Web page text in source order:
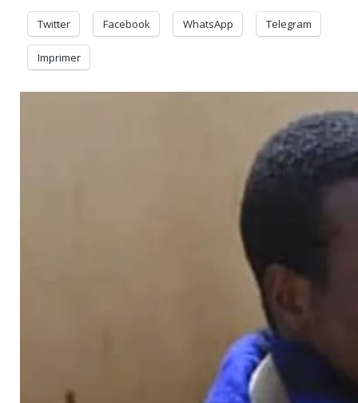
Twitter Facebook WhatsApp Telegram
Imprimer